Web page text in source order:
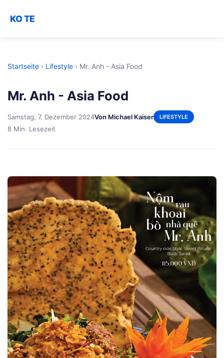
KO TE
Startseite › Lifestyle › Mr. Anh - Asia Food
Mr. Anh - Asia Food
Samstag, 7. Dezember 2024Von Michael Kaiser LIFESTYLE
8 Min. Lesezeit